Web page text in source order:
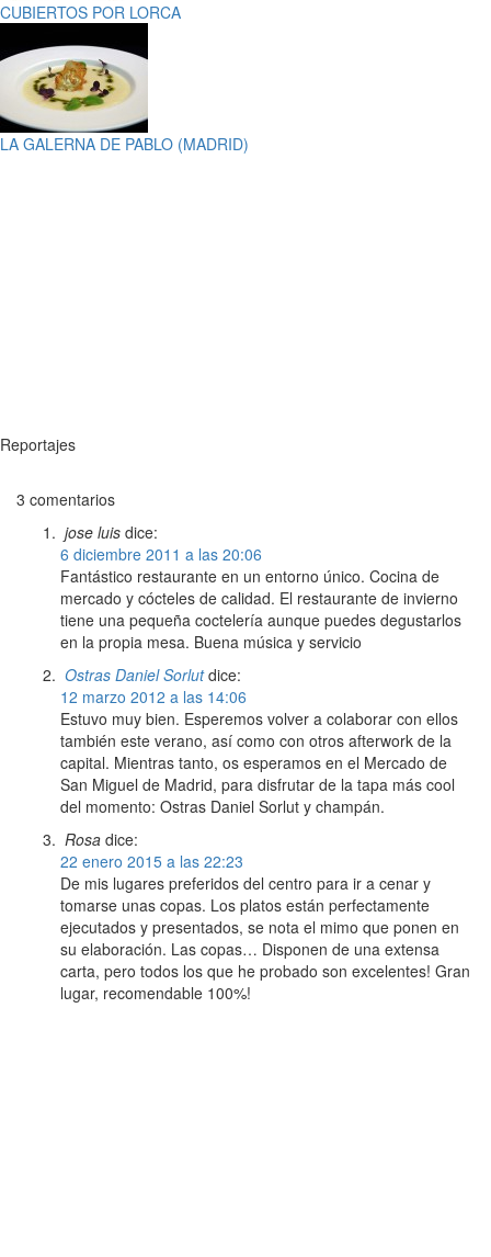
CUBIERTOS POR LORCA
LA GALERNA DE PABLO (MADRID)
Reportajes
3 comentarios
jose luis dice:
6 diciembre 2011 a las 20:06
Fantástico restaurante en un entorno único. Cocina de
mercado y cócteles de calidad. El restaurante de invierno
tiene una pequeña coctelería aunque puedes degustarlos
en la propia mesa. Buena música y servicio
Ostras Daniel Sorlut dice:
12 marzo 2012 a las 14:06
Estuvo muy bien. Esperemos volver a colaborar con ellos
también este verano, así como con otros afterwork de la
capital. Mientras tanto, os esperamos en el Mercado de
San Miguel de Madrid, para disfrutar de la tapa más cool
del momento: Ostras Daniel Sorlut y champán.
Rosa dice:
22 enero 2015 a las 22:23
De mis lugares preferidos del centro para ir a cenar y
tomarse unas copas. Los platos están perfectamente
ejecutados y presentados, se nota el mimo que ponen en
su elaboración. Las copas… Disponen de una extensa
carta, pero todos los que he probado son excelentes! Gran
lugar, recomendable 100%!